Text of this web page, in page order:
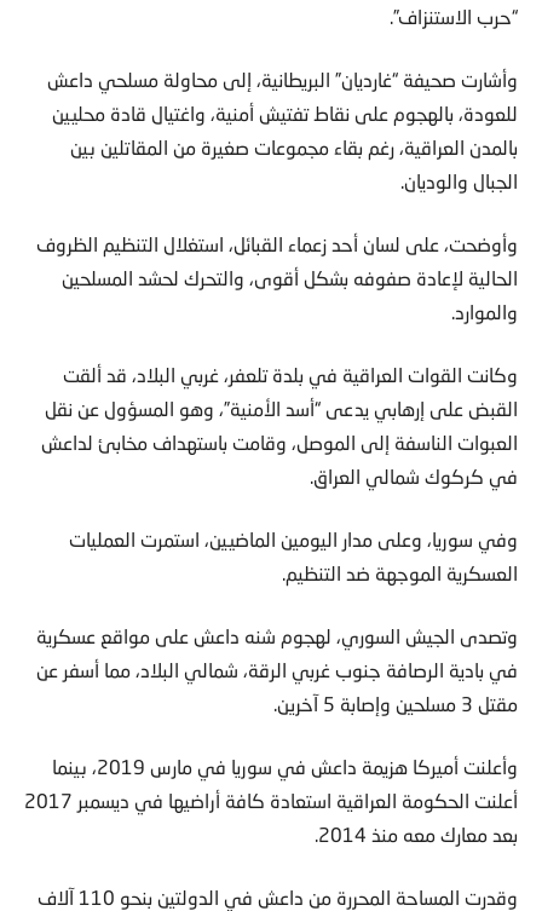
“حرب الاستنزاف”.
وأشارت صحيفة “غارديان” البريطانية، إلى محاولة مسلحي داعش
للعودة، بالهجوم على نقاط تفتيش أمنية، واغتيال قادة محليين
بالمدن العراقية، رغم بقاء مجموعات صغيرة من المقاتلين بين
الجبال والوديان.
وأوضحت، على لسان أحد زعماء القبائل، استغلال التنظيم الظروف
الحالية لإعادة صفوفه بشكل أقوى، والتحرك لحشد المسلحين
والموارد.
وكانت القوات العراقية في بلدة تلعفر، غربي البلاد، قد ألقت
القبض على إرهابي يدعى “أسد الأمنية”، وهو المسؤول عن نقل
العبوات الناسفة إلى الموصل، وقامت باستهداف مخابئ لداعش
في كركوك شمالي العراق.
وفي سوريا، وعلى مدار اليومين الماضيين، استمرت العمليات
العسكرية الموجهة ضد التنظيم.
وتصدى الجيش السوري، لهجوم شنه داعش على مواقع عسكرية
في بادية الرصافة جنوب غربي الرقة، شمالي البلاد، مما أسفر عن
مقتل 3 مسلحين وإصابة 5 آخرين.
وأعلنت أميركا هزيمة داعش في سوريا في مارس 2019، بينما
أعلنت الحكومة العراقية استعادة كافة أراضيها في ديسمبر 2017
بعد معارك معه منذ 2014.
وقدرت المساحة المحررة من داعش في الدولتين بنحو 110 آلاف